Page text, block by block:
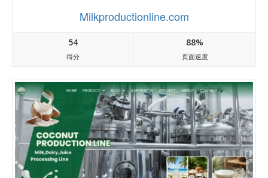
Milkproductionline.com
54
得分
88%
页面速度